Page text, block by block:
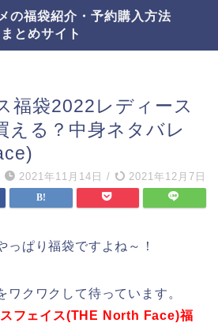
の福袋紹介・予約購入方法
まとめサイト
福袋2022レディース
える？中身ネタバレ
2021年11月14日 / 2021年12月7日
っぱり福袋ですよね～！
ワクワクして待っています。
スフェイス(THE North Face)福